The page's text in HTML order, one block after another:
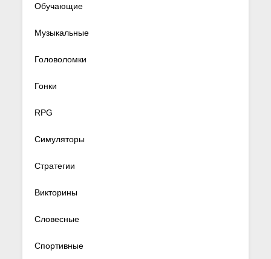
Обучающие
Музыкальные
Головоломки
Гонки
RPG
Симуляторы
Стратегии
Викторины
Словесные
Спортивные